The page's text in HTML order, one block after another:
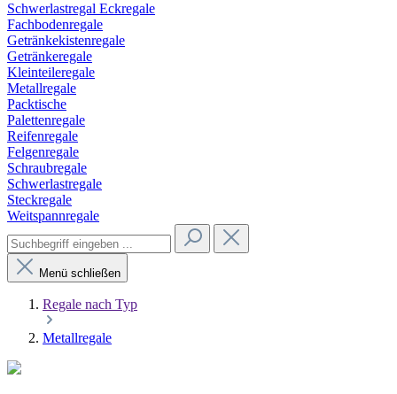
Schwerlastregal Eckregale
Fachbodenregale
Getränkekistenregale
Getränkeregale
Kleinteileregale
Metallregale
Packtische
Palettenregale
Reifenregale
Felgenregale
Schraubregale
Schwerlastregale
Steckregale
Weitspannregale
Menü schließen
Regale nach Typ
Metallregale